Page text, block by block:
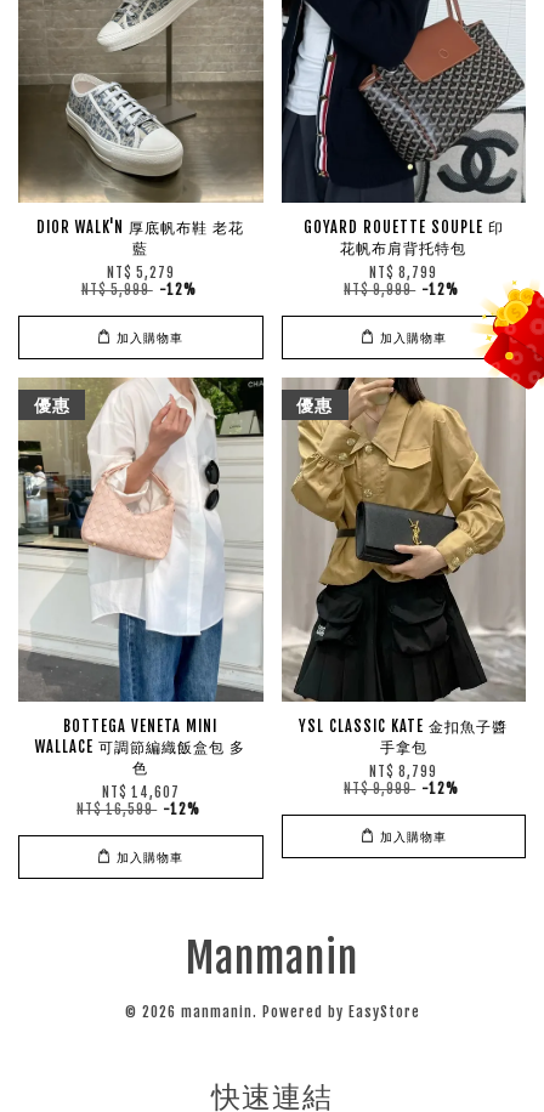
DIOR WALK'N 厚底帆布鞋 老花
藍
NT$ 5,279
NT$ 5,999 -12%
加入購物車
GOYARD ROUETTE SOUPLE 印
花帆布肩背托特包
NT$ 8,799
NT$ 9,999 -12%
加入購物車
優惠
BOTTEGA VENETA MINI
WALLACE 可調節編織飯盒包 多
色
NT$ 14,607
NT$ 16,599 -12%
加入購物車
優惠
YSL CLASSIC KATE 金扣魚子醬
手拿包
NT$ 8,799
NT$ 9,999 -12%
加入購物車
Manmanin
© 2026 manmanin. Powered by EasyStore
快速連結